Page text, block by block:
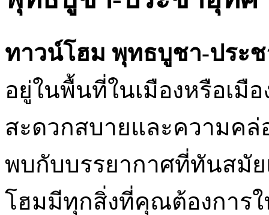
ทาวน์โฮม พุทธบูชา-ประ
อยู่ในพื้นที่ในเมืองหรือเมื
สะดวกสบายและความค
พบกับบรรยากาศที่ทันสมั
โฮมมีทุกสิ่งที่คุณต้องการ